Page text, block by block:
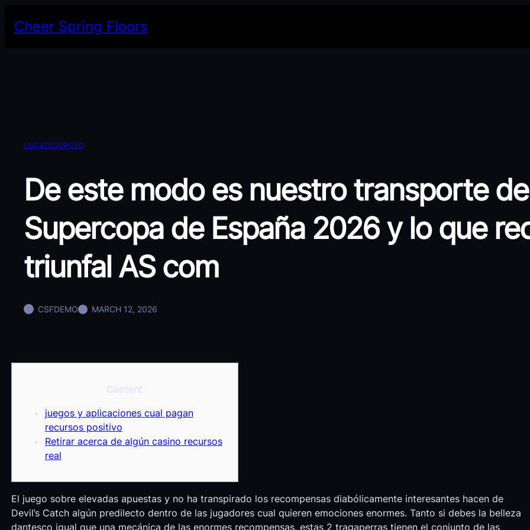
Cheer Spring Floors
UNCATEGORIZED
De este modo es nuestro transporte
Supercopa de España 2026 y lo que
triunfal AS com
CSFDEMO MARCH 12, 2026
juegos y aplicaciones cual pagan
recursos positivo
Retirar acerca de algún casino recursos
real
El juego sobre elevadas apuestas y no ha transpirado los recompensas diabólicamente interesantes hacen de
Devil’s Catch algún predilecto dentro de las jugadores cual quieren emociones enormes. Tanto si debes la belleza
dantesco igual que una mecánica de las enormes recompensas, estas 2 tragaperras tienen el conjunto de las